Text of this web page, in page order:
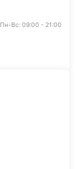
Пн-Вс: 09:00 - 21:00